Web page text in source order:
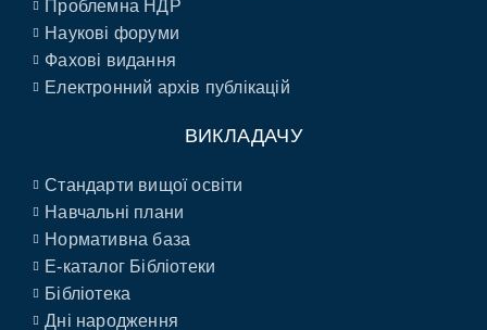
Проблемна НДР
Наукові форуми
Фахові видання
Електронний архів публікацій
ВИКЛАДАЧУ
Стандарти вищої освіти
Навчальні плани
Нормативна база
E-каталог Бібліотеки
Бібліотека
Дні народження